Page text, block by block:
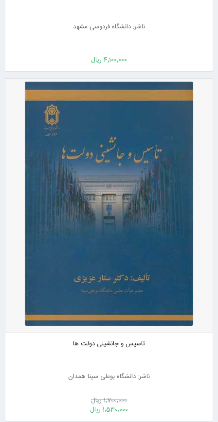
ناشر: دانشگاه فردوسی مشهد
4٬100٬000 ریال
تاسیس و جانشینی دولت ها
ناشر: دانشگاه بوعلی سینا همدان
1٬700٬000 ریال
1٬530٬000 ریال